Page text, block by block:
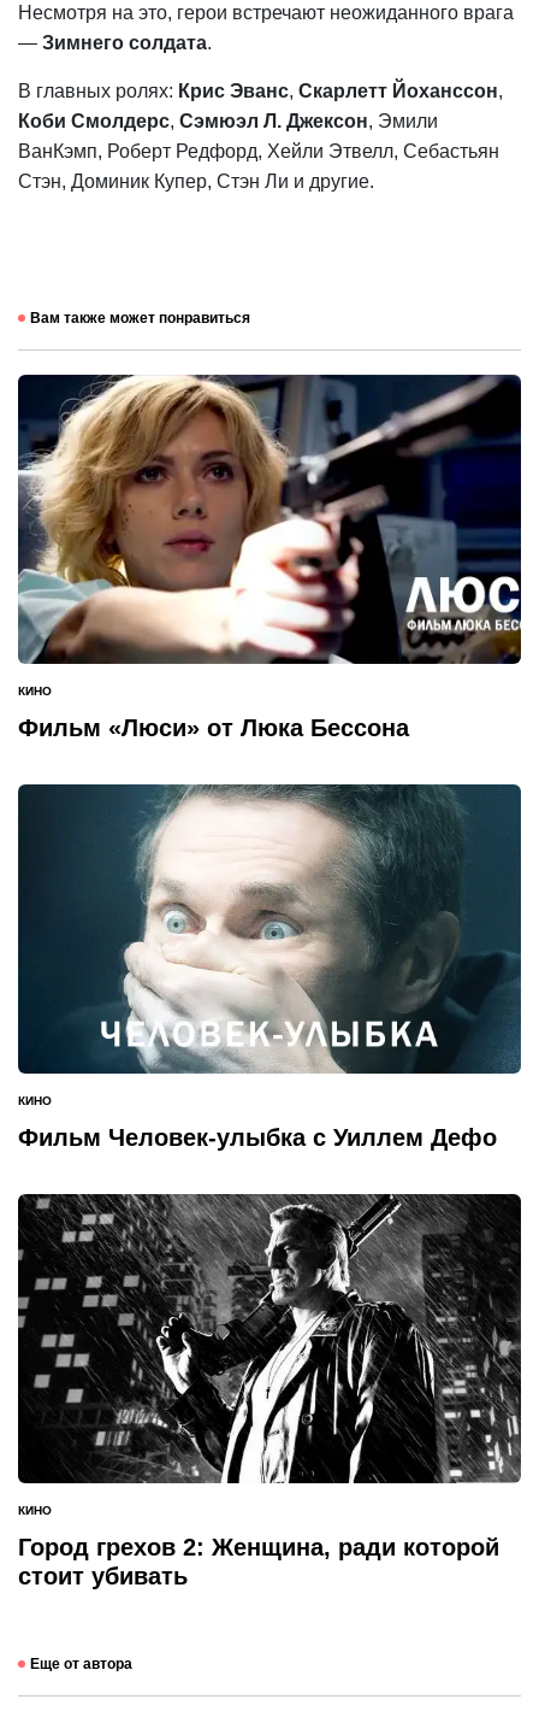
Несмотря на это, герои встречают неожиданного врага
— Зимнего солдата.
В главных ролях: Крис Эванс, Скарлетт Йоханссон,
Коби Смолдерс, Сэмюэл Л. Джексон, Эмили
ВанКэмп, Роберт Редфорд, Хейли Этвелл, Себастьян
Стэн, Доминик Купер, Стэн Ли и другие.
Вам также может понравиться
ОПУБЛИКОВАНО
КИНО
Фильм «Люси» от Люка Бессона
ОПУБЛИКОВАНО
КИНО
Фильм Человек-улыбка с Уиллем Дефо
ОПУБЛИКОВАНО
В
КИНО
Город грехов 2: Женщина, ради которой
стоит убивать
Еще от автора